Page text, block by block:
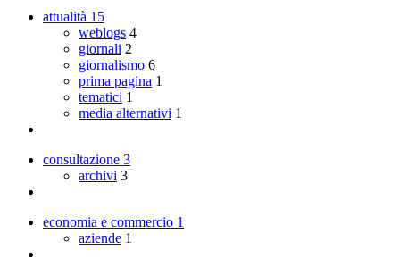
attualità 15
weblogs 4
giornali 2
giornalismo 6
prima pagina 1
tematici 1
media alternativi 1
consultazione 3
archivi 3
economia e commercio 1
aziende 1